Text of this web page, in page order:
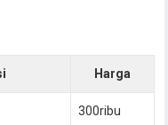
Harga
300ribu